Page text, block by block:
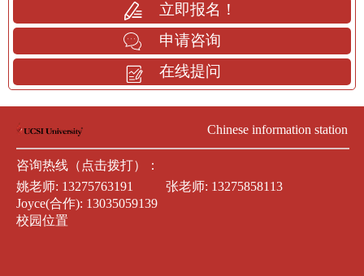
立即报名！
申请咨询
在线提问
Chinese information station
咨询热线（点击拨打）：
姚老师: 13275763191 张老师: 13275858113
Joyce(合作): 13035059139
校园位置